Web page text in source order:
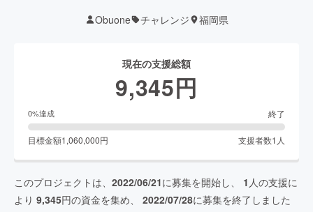
Obuone チャレンジ 福岡県
現在の支援総額
9,345円
0%達成 終了
目標金額1,060,000円 支援者数1 人
このプロジェクトは、 2022/06/21に募集を開始し、 1 人の支援に
より 9,345円の資金を集め、 2022/07/28に募集を終了しました